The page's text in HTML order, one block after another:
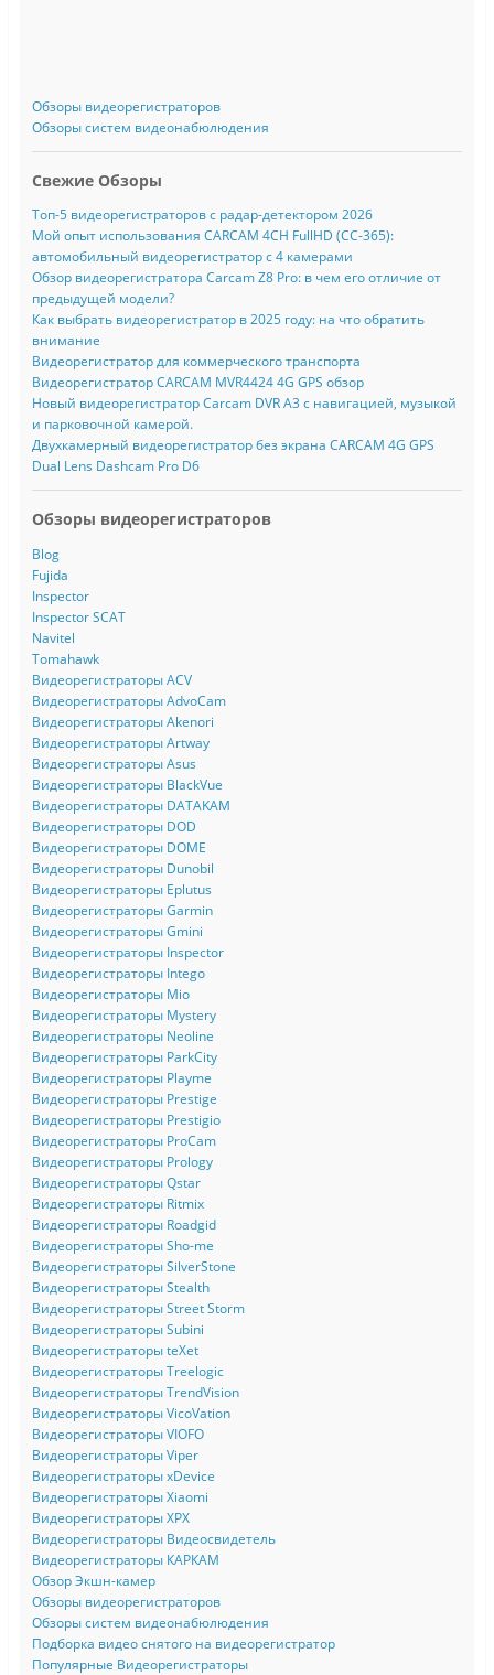
Обзоры видеорегистраторов
Обзоры систем видеонабюлюдения
Свежие Обзоры
Топ-5 видеорегистраторов с радар-детектором 2026
Мой опыт использования CARCAM 4CH FullHD (CC-365):
автомобильный видеорегистратор с 4 камерами
Обзор видеорегистратора Carcam Z8 Pro: в чем его отличие от
предыдущей модели?
Как выбрать видеорегистратор в 2025 году: на что обратить
внимание
Видеорегистратор для коммерческого транспорта
Видеорегистратор CARCAM MVR4424 4G GPS обзор
Новый видеорегистратор Carcam DVR A3 с навигацией, музыкой
и парковочной камерой.
Двухкамерный видеорегистратор без экрана CARCAM 4G GPS
Dual Lens Dashcam Pro D6
Обзоры видеорегистраторов
Blog
Fujida
Inspector
Inspector SCAT
Navitel
Tomahawk
Видеорегистраторы ACV
Видеорегистраторы AdvoCam
Видеорегистраторы Akenori
Видеорегистраторы Artway
Видеорегистраторы Asus
Видеорегистраторы BlackVue
Видеорегистраторы DATAKAM
Видеорегистраторы DOD
Видеорегистраторы DOME
Видеорегистраторы Dunobil
Видеорегистраторы Eplutus
Видеорегистраторы Garmin
Видеорегистраторы Gmini
Видеорегистраторы Inspector
Видеорегистраторы Intego
Видеорегистраторы Mio
Видеорегистраторы Mystery
Видеорегистраторы Neoline
Видеорегистраторы ParkCity
Видеорегистраторы Playme
Видеорегистраторы Prestige
Видеорегистраторы Prestigio
Видеорегистраторы ProCam
Видеорегистраторы Prology
Видеорегистраторы Qstar
Видеорегистраторы Ritmix
Видеорегистраторы Roadgid
Видеорегистраторы Sho-me
Видеорегистраторы SilverStone
Видеорегистраторы Stealth
Видеорегистраторы Street Storm
Видеорегистраторы Subini
Видеорегистраторы teXet
Видеорегистраторы Treelogic
Видеорегистраторы TrendVision
Видеорегистраторы VicoVation
Видеорегистраторы VIOFO
Видеорегистраторы Viper
Видеорегистраторы xDevice
Видеорегистраторы Xiaomi
Видеорегистраторы XPX
Видеорегистраторы Видеосвидетель
Видеорегистраторы КАРКАМ
Обзор Экшн-камер
Обзоры видеорегистраторов
Обзоры систем видеонабюлюдения
Подборка видео снятого на видеорегистратор
Популярные Видеорегистраторы